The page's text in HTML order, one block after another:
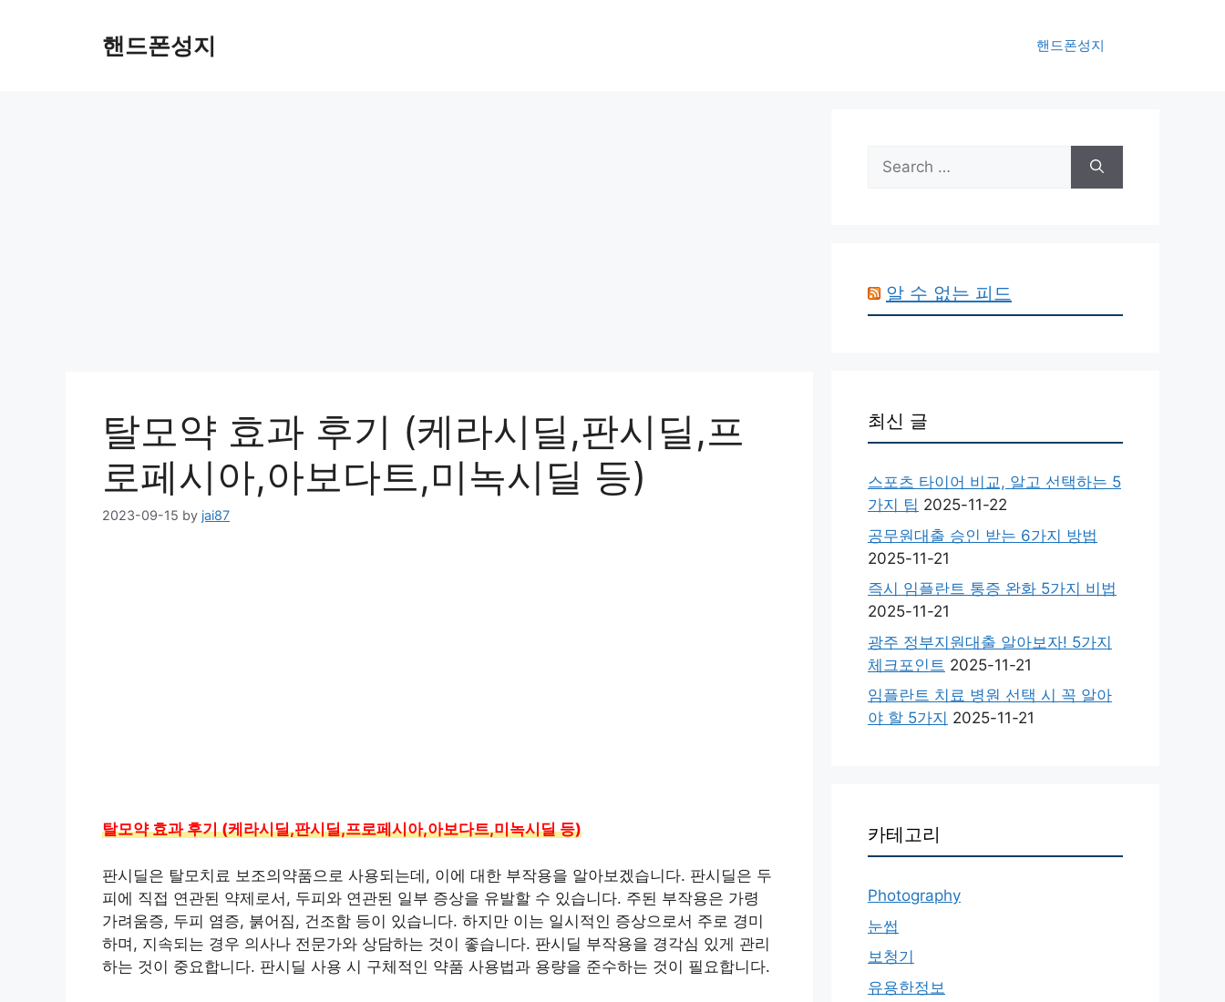
핸드폰성지 핸드폰성지
탈모약 효과 후기 (케라시딜,판시딜,프
로페시아,아보다트,미녹시딜 등)
2023-09-15 by jai87
탈모약 효과 후기 (케라시딜,판시딜,프로페시아,아보다트,미녹시딜 등)
판시딜은 탈모치료 보조의약품으로 사용되는데, 이에 대한 부작용을 알아보겠습니다. 판시딜은 두
피에 직접 연관된 약제로서, 두피와 연관된 일부 증상을 유발할 수 있습니다. 주된 부작용은 가령
가려움증, 두피 염증, 붉어짐, 건조함 등이 있습니다. 하지만 이는 일시적인 증상으로서 주로 경미
하며, 지속되는 경우 의사나 전문가와 상담하는 것이 좋습니다. 판시딜 부작용을 경각심 있게 관리
하는 것이 중요합니다. 판시딜 사용 시 구체적인 약품 사용법과 용량을 준수하는 것이 필요합니다.
Search
for:
알 수 없는 피드
최신 글
스포츠 타이어 비교, 알고 선택하는 5
가지 팁 2025-11-22
공무원대출 승인 받는 6가지 방법
2025-11-21
즉시 임플란트 통증 완화 5가지 비법
2025-11-21
광주 정부지원대출 알아보자! 5가지
체크포인트 2025-11-21
임플란트 치료 병원 선택 시 꼭 알아
야 할 5가지 2025-11-21
카테고리
Photography
눈썹
보청기
유용한정보